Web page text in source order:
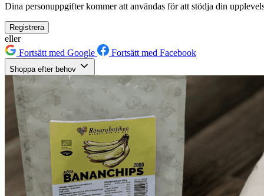
Dina personuppgifter kommer att användas för att stödja din
Registrera
eller
Fortsätt med Google
Fortsätt med Facebook
Shoppa efter behov